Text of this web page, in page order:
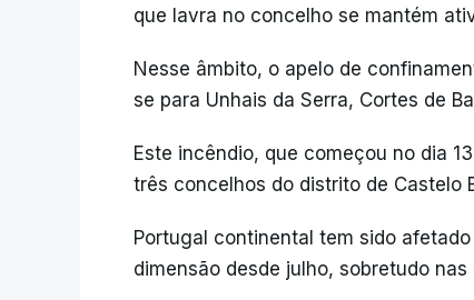
que lavra no concelho se mantém
Nesse âmbito, o apelo de
se para Unhais da Serra, Cortes de
Este incêndio, que começou no dia
três concelhos do distrito de Castelo
Portugal continental tem sido
dimensão desde julho, sobretudo